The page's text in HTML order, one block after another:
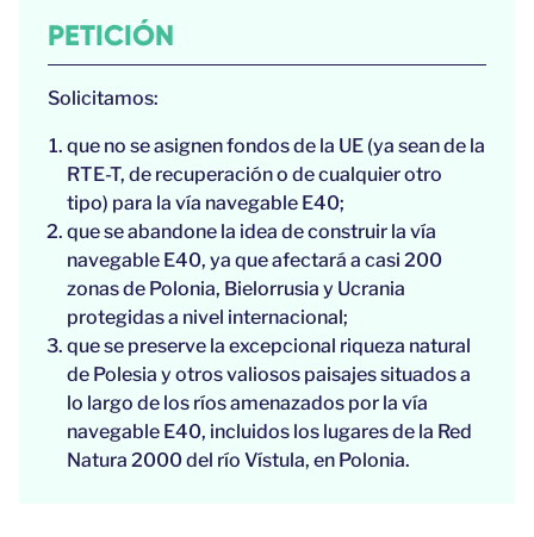
PETICIÓN
Solicitamos:
que no se asignen fondos de la UE (ya sean de la
RTE-T, de recuperación o de cualquier otro
tipo) para la vía navegable E40;
que se abandone la idea de construir la vía
navegable E40, ya que afectará a casi 200
zonas de Polonia, Bielorrusia y Ucrania
protegidas a nivel internacional;
que se preserve la excepcional riqueza natural
de Polesia y otros valiosos paisajes situados a
lo largo de los ríos amenazados por la vía
navegable E40, incluidos los lugares de la Red
Natura 2000 del río Vístula, en Polonia.